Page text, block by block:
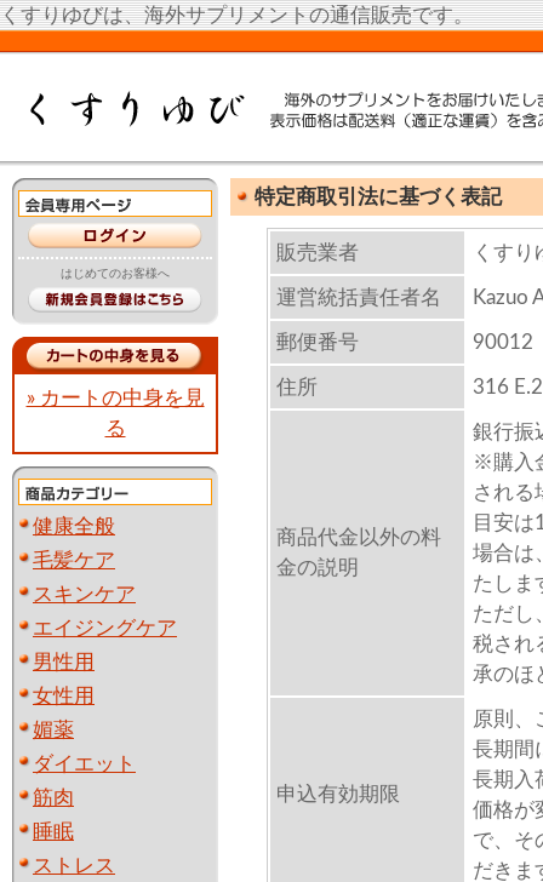
くすりゆびは、海外サプリメントの通信販売です。
はじめてのお客様へ
» カートの中身を見
る
健康全般
毛髪ケア
スキンケア
エイジングケア
男性用
女性用
媚薬
ダイエット
筋肉
睡眠
ストレス
特定商取引法に基づく表記
販売業者 くすり
運営統括責任者名 Kazuo
郵便番号 90012
住所 316
商品代金以外の料
金の説明
銀行振
※購入
される
目安は
場合は
たしま
ただし
税され
承のほ
申込有効期限
原則、
長期間
長期入
価格が
で、そ
だきま